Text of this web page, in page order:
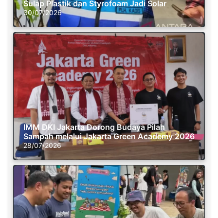
Sulap Plastik dan Styrofoam Jadi Solar
30/07/2026
IMM DKI Jakarta Dorong Budaya Pilah
Sampah melalui Jakarta Green Academy 2026
28/07/2026